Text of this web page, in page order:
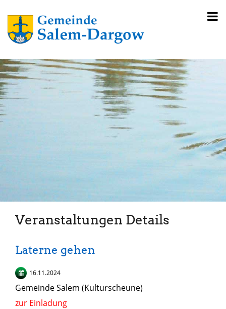
Veranstaltungen Details
Laterne gehen
16.11.2024
Gemeinde Salem (Kulturscheune)
zur Einladung